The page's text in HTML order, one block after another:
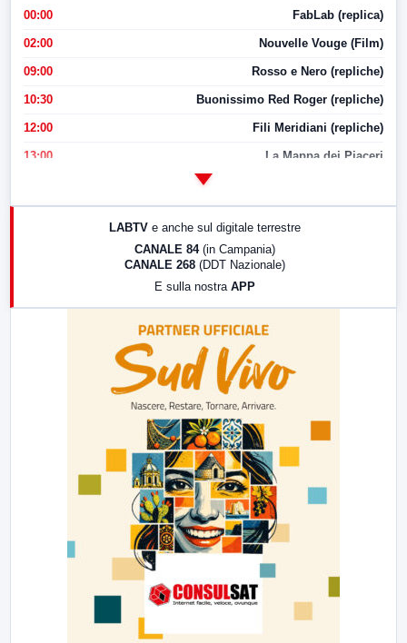
00:00 FabLab (replica)
02:00 Nouvelle Vouge (Film)
09:00 Rosso e Nero (repliche)
10:30 Buonissimo Red Roger (repliche)
12:00 Fili Meridiani (repliche)
13:00 La Mappa dei Piaceri
LABTV e anche sul digitale terrestre
CANALE 84 (in Campania)
CANALE 268 (DDT Nazionale)
E sulla nostra APP